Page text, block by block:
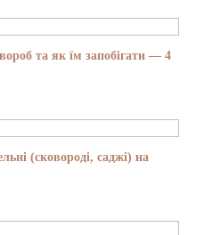
та як їм запобігати — 4
(сковороді, саджі) на